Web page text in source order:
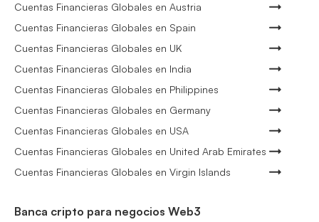
Cuentas Financieras Globales en Austria
Cuentas Financieras Globales en Spain
Cuentas Financieras Globales en UK
Cuentas Financieras Globales en India
Cuentas Financieras Globales en Philippines
Cuentas Financieras Globales en Germany
Cuentas Financieras Globales en USA
Cuentas Financieras Globales en United Arab Emirates
Cuentas Financieras Globales en Virgin Islands
Banca cripto para negocios Web3